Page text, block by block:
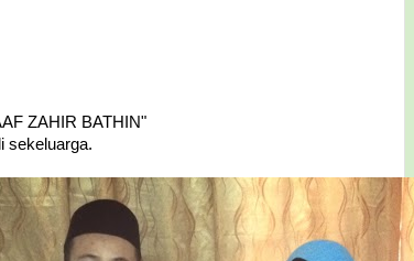
ZAHIR BATHIN"
sekeluarga.